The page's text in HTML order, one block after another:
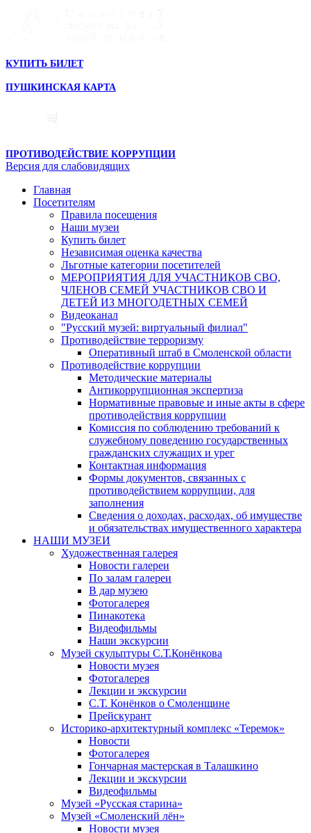
КУПИТЬ БИЛЕТ
ПУШКИНСКАЯ КАРТА
ПРОТИВОДЕЙСТВИЕ КОРРУПЦИИ
Версия для слабовидящих
Главная
Посетителям
Правила посещения
Наши музеи
Купить билет
Независимая оценка качества
Льготные категории посетителей
МЕРОПРИЯТИЯ ДЛЯ УЧАСТНИКОВ СВО,
ЧЛЕНОВ СЕМЕЙ УЧАСТНИКОВ СВО И
ДЕТЕЙ ИЗ МНОГОДЕТНЫХ СЕМЕЙ
Видеоканал
"Русский музей: виртуальный филиал"
Противодействие терроризму
Оперативный штаб в Смоленской области
Противодействие коррупции
Методические материалы
Антикоррупционная экспертиза
Нормативные правовые и иные акты в сфере
противодействия коррупции
Комиссия по соблюдению требований к
служебному поведению государственных
гражданских служащих и урег
Контактная информация
Формы документов, связанных с
противодействием коррупции, для
заполнения
Сведения о доходах, расходах, об имуществе
и обязательствах имущественного характера
НАШИ МУЗЕИ
Художественная галерея
Новости галереи
По залам галереи
В дар музею
Фотогалерея
Пинакотека
Видеофильмы
Наши экскурсии
Музей скульптуры С.Т.Конёнкова
Новости музея
Фотогалерея
Лекции и экскурсии
С.Т. Конёнков о Смоленщине
Прейскурант
Историко-архитектурный комплекс «Теремок»
Новости
Фотогалерея
Гончарная мастерская в Талашкино
Лекции и экскурсии
Видеофильмы
Музей «Русская старина»
Музей «Смоленский лён»
Новости музея